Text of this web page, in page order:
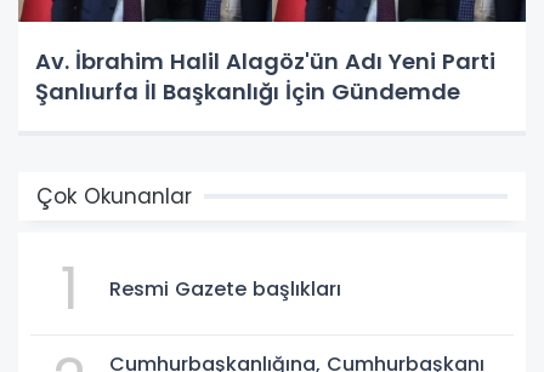
Av. İbrahim Halil Alagöz'ün Adı Yeni Parti
Şanlıurfa İl Başkanlığı İçin Gündemde
Çok Okunanlar
1 Resmi Gazete başlıkları
Cumhurbaşkanlığına, Cumhurbaşkanı